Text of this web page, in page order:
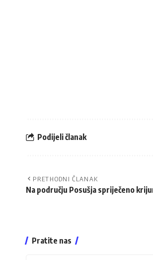
Podijeli članak
PRETHODNI ČLANAK
Na području Posušja spriječeno
Pratite nas